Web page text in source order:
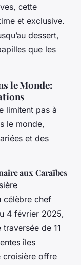
cette
et exclusive.
dessert,
que les
le Monde:
limitent pas à
le monde,
et des
aux Caraïbes
célèbre chef
4 février 2025,
de 11
îles
croisière offre